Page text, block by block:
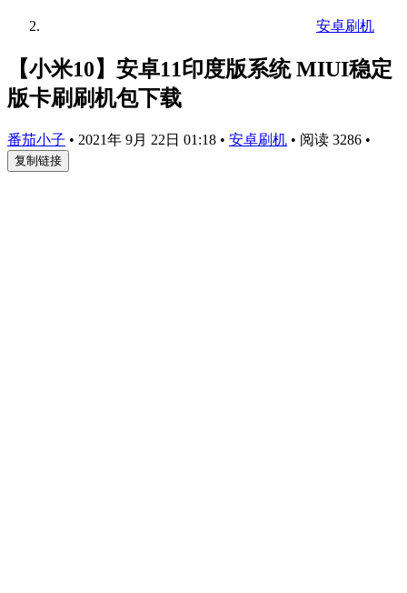
安卓刷机
【小米10】安卓11印度版系统 MIUI稳定
版卡刷刷机包下载
番茄小子 • 2021年 9月 22日 01:18 • 安卓刷机 • 阅读 3286 •
复制链接